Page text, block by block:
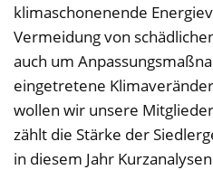
klimaschonenende
Vermeidung von
auch um
eingetretene
wollen wir unsere
zählt die Stärke der
in diesem Jahr